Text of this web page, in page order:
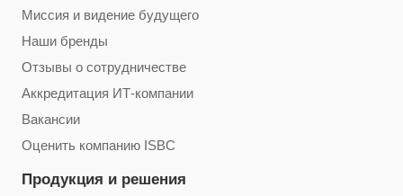
Миссия и видение будущего
Наши бренды
Отзывы о сотрудничестве
Аккредитация ИТ-компании
Вакансии
Оценить компанию ISBC
Продукция и решения